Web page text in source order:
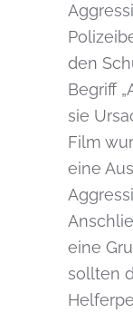
den
Begriff
sie
Film
eine
eine
sollten